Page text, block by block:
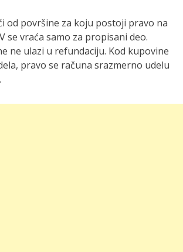
od površine za koju postoji pravo na
se vraća samo za propisani deo.
ne ulazi u refundaciju. Kod kupovine
pravo se računa srazmerno udelu